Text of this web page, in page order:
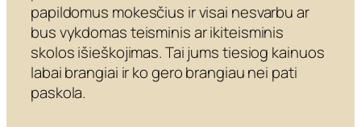
papildomus mokesčius ir visai nesvarbu ar
bus vykdomas teisminis ar ikiteisminis
skolos išieškojimas. Tai jums tiesiog kainuos
labai brangiai ir ko gero brangiau nei pati
paskola.